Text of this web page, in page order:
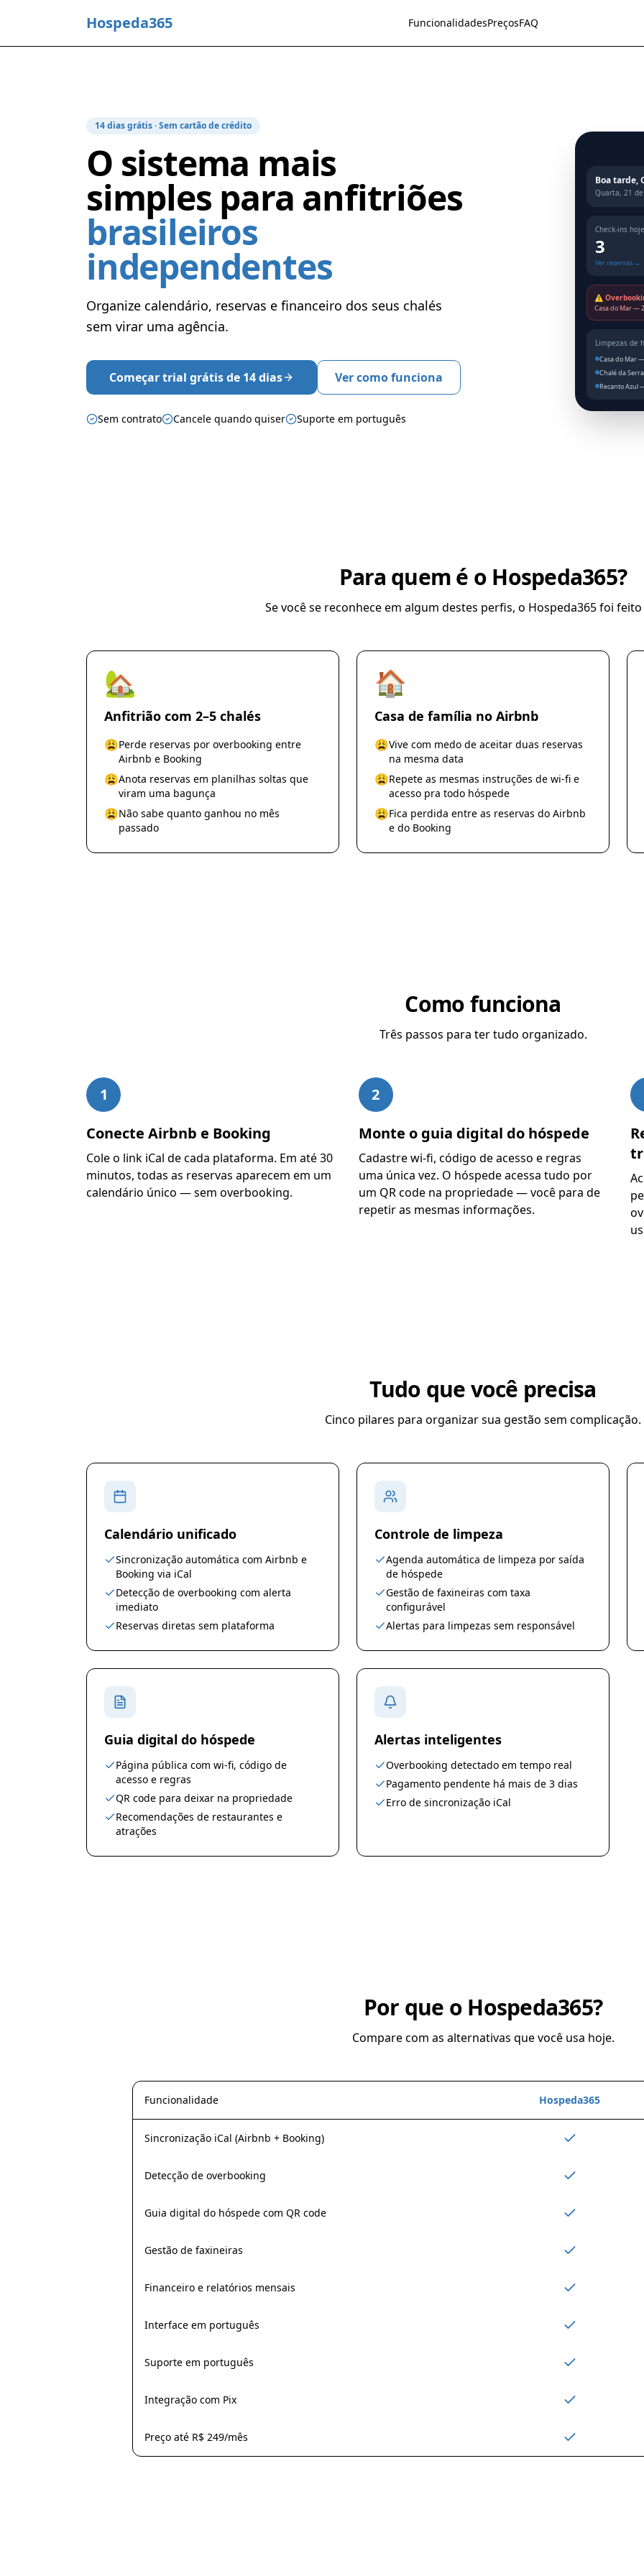
Hospeda365 FuncionalidadesPreçosFAQ
14 dias grátis · Sem cartão de crédito
O sistema mais
simples para anfitriões
brasileiros
independentes
Organize calendário, reservas e financeiro dos seus chalés
sem virar uma agência.
Começar trial grátis de 14 dias Ver como funciona
Sem contrato Cancele quando quiser Suporte em português
Boa tarde,
Quarta, 21
Check-ins hoje
3
Ver reservas →
⚠
Casa do Mar —
Limpezas de
Casa do Mar
Chalé da
Recanto Azul
Para quem é o Hospeda365?
Se você se reconhece em algum destes perfis, o Hospeda365 foi
🏡
Anfitrião com 2–5 chalés
😩Perde reservas por overbooking entre
Airbnb e Booking
😩Anota reservas em planilhas soltas que
viram uma bagunça
😩Não sabe quanto ganhou no mês
passado
🏠
Casa de família no Airbnb
😩Vive com medo de aceitar duas reservas
na mesma data
😩Repete as mesmas instruções de wi-fi e
acesso pra todo hóspede
😩Fica perdida entre as reservas do Airbnb
e do Booking
Como funciona
Três passos para ter tudo organizado.
1
Conecte Airbnb e Booking
Cole o link iCal de cada plataforma. Em até 30
minutos, todas as reservas aparecem em um
calendário único — sem overbooking.
2
Monte o guia digital do hóspede
Cadastre wi-fi, código de acesso e regras
uma única vez. O hóspede acessa tudo por
um QR code na propriedade — você para de
repetir as mesmas informações.
Tudo que você precisa
Cinco pilares para organizar sua gestão sem complicação.
Calendário unificado
Sincronização automática com Airbnb e
Booking via iCal
Detecção de overbooking com alerta
imediato
Reservas diretas sem plataforma
Controle de limpeza
Agenda automática de limpeza por saída
de hóspede
Gestão de faxineiras com taxa
configurável
Alertas para limpezas sem responsável
Guia digital do hóspede
Página pública com wi-fi, código de
acesso e regras
QR code para deixar na propriedade
Recomendações de restaurantes e
atrações
Alertas inteligentes
Overbooking detectado em tempo real
Pagamento pendente há mais de 3 dias
Erro de sincronização iCal
Por que o Hospeda365?
Compare com as alternativas que você usa hoje.
Funcionalidade Hospeda365
Sincronização iCal (Airbnb + Booking)
Detecção de overbooking
Guia digital do hóspede com QR code
Gestão de faxineiras
Financeiro e relatórios mensais
Interface em português
Suporte em português
Integração com Pix
Preço até R$ 249/mês